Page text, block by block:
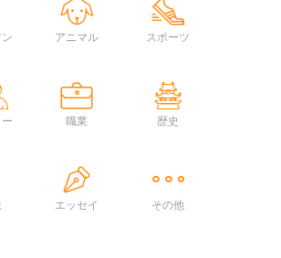
アニマル スポーツ
職業 歴史
エッセイ その他